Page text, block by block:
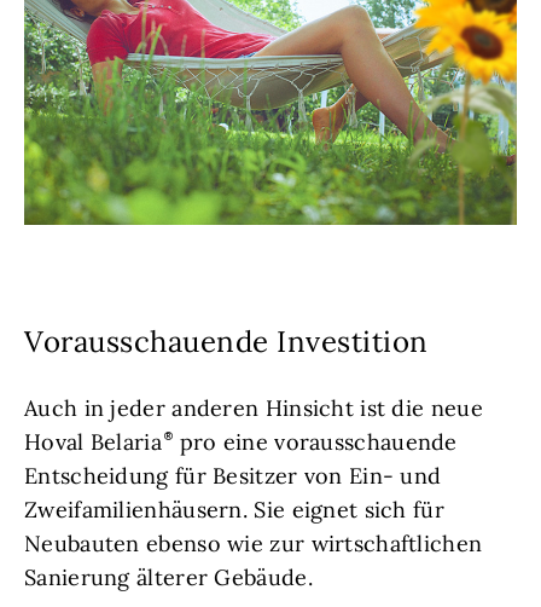
Vorausschauende Investition
Auch in jeder anderen Hinsicht ist die neue
Hoval Belaria
pro eine vorausschauende
Entscheidung für Besitzer von Ein- und
Zweifamilienhäusern. Sie eignet sich für
Neubauten ebenso wie zur wirtschaftlichen
Sanierung älterer Gebäude.